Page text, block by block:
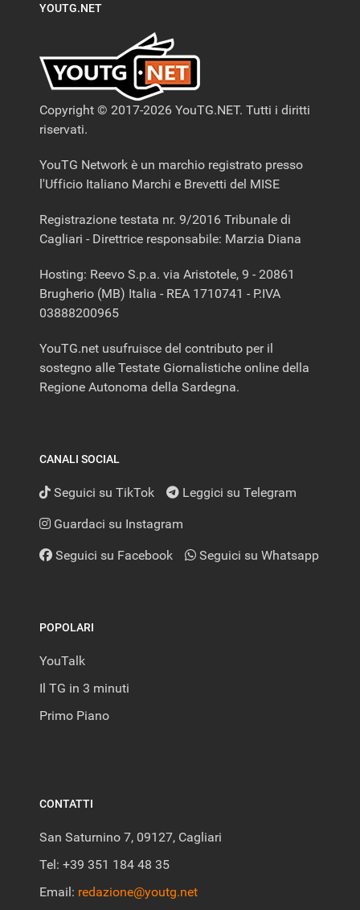
YOUTG.NET
Copyright © 2017-2026 YouTG.NET. Tutti i diritti
riservati.
YouTG Network è un marchio registrato presso
l'Ufficio Italiano Marchi e Brevetti del MISE
Registrazione testata nr. 9/2016 Tribunale di
Cagliari - Direttrice responsabile: Marzia Diana
Hosting: Reevo S.p.a. via Aristotele, 9 - 20861
Brugherio (MB) Italia - REA 1710741 - P.IVA
03888200965
YouTG.net usufruisce del contributo per il
sostegno alle Testate Giornalistiche online della
Regione Autonoma della Sardegna.
CANALI SOCIAL
Seguici su TikTok Leggici su Telegram
Guardaci su Instagram
Seguici su Facebook Seguici su Whatsapp
POPOLARI
YouTalk
Il TG in 3 minuti
Primo Piano
CONTATTI
San Saturnino 7, 09127, Cagliari
Tel: +39 351 184 48 35
Email: redazione@youtg.net